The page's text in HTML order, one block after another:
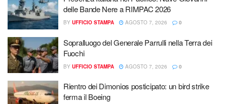
delle Bande Nere a RIMPAC 2026
BY UFFICIO STAMPA AGOSTO 7, 2026 0
Sopralluogo del Generale Parrulli nella Terra dei
Fuochi
BY UFFICIO STAMPA AGOSTO 7, 2026 0
Rientro dei Dimonios posticipato: un bird strike
ferma il Boeing